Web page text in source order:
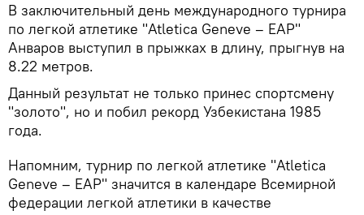
В заключительный день международного турнира
по легкой атлетике "Atletica Geneve – EAP"
Анваров выступил в прыжках в длину, прыгнув на
8.22 метров.
Данный результат не только принес спортсмену
"золото", но и побил рекорд Узбекистана 1985
года.
Напомним, турнир по легкой атлетике "Atletica
Geneve – EAP" значится в календаре Всемирной
федерации легкой атлетики в качестве